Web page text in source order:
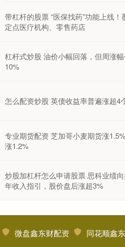
带杠杆的股票 “医保找药”功能上线
定点医疗机构、零售药店
杠杆式炒股 油价小幅回落，但周涨
10%
怎么配资炒股 英债收益率普遍涨超4
专业期货配资 芝加哥小麦期货涨
涨1.2%
炒股加杠杆怎么申请股票 思科业绩
年收入指引，股价盘后涨超3%
微盘鑫东财配资 同花顺鑫